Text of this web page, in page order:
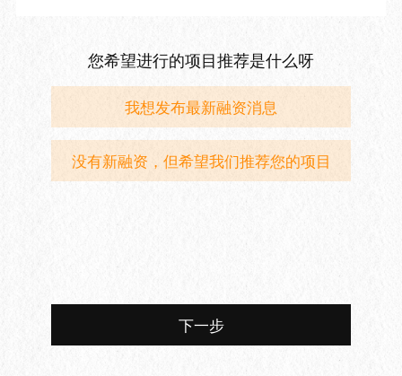
您希望进行的项目推荐是什么呀
我想发布最新融资消息
没有新融资，但希望我们推荐您的项目
下一步